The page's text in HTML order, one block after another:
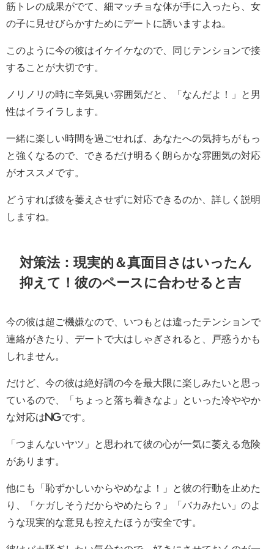
筋トレの成果がでて、細マッチョな体が手に入ったら、女
の子に見せびらかすためにデートに誘いますよね。
このように今の彼はイケイケなので、同じテンションで接
することが大切です。
ノリノリの時に辛気臭い雰囲気だと、「なんだよ！」と男
性はイライラします。
一緒に楽しい時間を過ごせれば、あなたへの気持ちがもっ
と強くなるので、できるだけ明るく朗らかな雰囲気の対応
がオススメです。
どうすれば彼を萎えさせずに対応できるのか、詳しく説明
しますね。
対策法：現実的＆真面目さはいったん
抑えて！彼のペースに合わせると吉
今の彼は超ご機嫌なので、いつもとは違ったテンションで
連絡がきたり、デートで大はしゃぎされると、戸惑うかも
しれません。
だけど、今の彼は絶好調の今を最大限に楽しみたいと思っ
ているので、「ちょっと落ち着きなよ」といった冷ややか
な対応はNGです。
「つまんないヤツ」と思われて彼の心が一気に萎える危険
があります。
他にも「恥ずかしいからやめなよ！」と彼の行動を止めた
り、「ケガしそうだからやめたら？」「バカみたい」のよ
うな現実的な意見も控えたほうが安全です。